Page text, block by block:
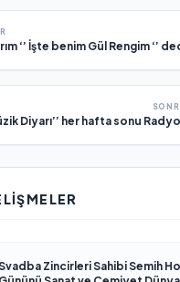
‘’ İşte benim Gül Rengim ‘’
‘‘Yelda ile Müzik Diyarı’’ her hafta
Zincirleri Sahibi Semih